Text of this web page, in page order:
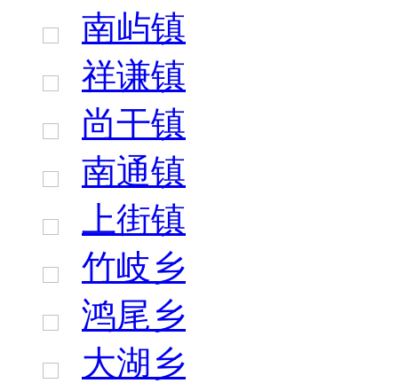
南屿镇
祥谦镇
尚干镇
南通镇
上街镇
竹岐乡
鸿尾乡
大湖乡